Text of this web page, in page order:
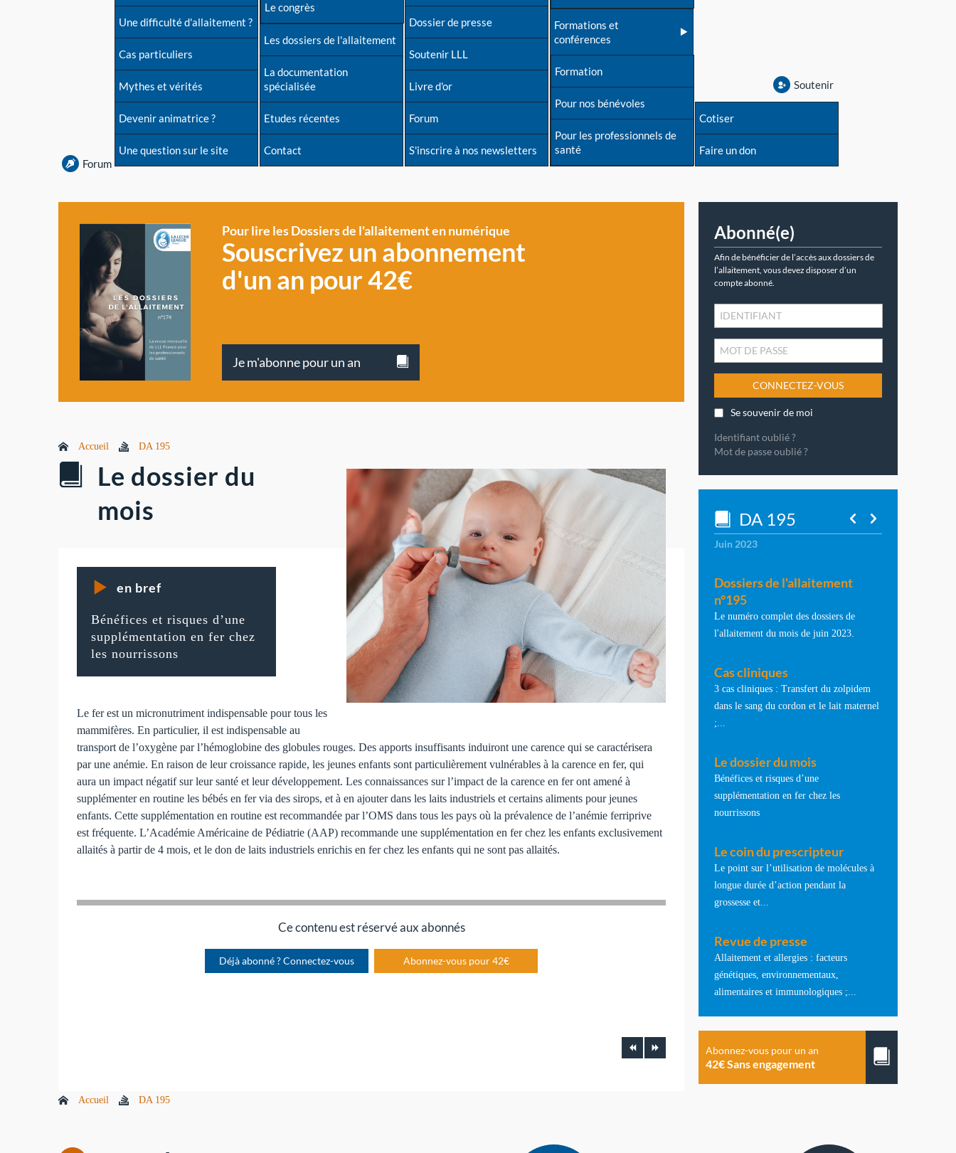
Forum
Une difficulté d'allaitement ?
Cas particuliers
Mythes et vérités
Devenir animatrice ?
Une question sur le site
Le congrès
Les dossiers de l'allaitement
La documentation
spécialisée
Etudes récentes
Contact
Dossier de presse
Soutenir LLL
Livre d'or
Forum
S'inscrire à nos newsletters
Formations et
conférences
Formation
Pour nos bénévoles
Pour les professionnels de
santé
Soutenir
Cotiser
Faire un don
Pour lire les Dossiers de l'allaitement en numérique
Souscrivez un abonnement
d'un an pour 42€
Je m'abonne pour un an
Accueil DA 195
Le dossier du
mois
en bref
Bénéfices et risques d’une
supplémentation en fer chez
les nourrissons
Le fer est un micronutriment indispensable pour tous les
mammifères. En particulier, il est indispensable au
transport de l’oxygène par l’hémoglobine des globules rouges. Des apports insuffisants induiront une carence qui se caractérisera
par une anémie. En raison de leur croissance rapide, les jeunes enfants sont particulièrement vulnérables à la carence en fer, qui
aura un impact négatif sur leur santé et leur développement. Les connaissances sur l’impact de la carence en fer ont amené à
supplémenter en routine les bébés en fer via des sirops, et à en ajouter dans les laits industriels et certains aliments pour jeunes
enfants. Cette supplémentation en routine est recommandée par l’OMS dans tous les pays où la prévalence de l’anémie ferriprive
est fréquente. L’Académie Américaine de Pédiatrie (AAP) recommande une supplémentation en fer chez les enfants exclusivement
allaités à partir de 4 mois, et le don de laits industriels enrichis en fer chez les enfants qui ne sont pas allaités.
Ce contenu est réservé aux abonnés
Déjà abonné ? Connectez-vous Abonnez-vous pour 42€
Accueil DA 195
Abonné(e)
Afin de bénéficier de l’accès aux dossiers de
l’allaitement, vous devez disposer d’un
compte abonné.
CONNECTEZ-VOUS
Se souvenir de moi
Identifiant oublié ?
Mot de passe oublié ?
DA 195
Juin 2023
Dossiers de l'allaitement
n°195
Le numéro complet des dossiers de
l'allaitement du mois de juin 2023.
Cas cliniques
3 cas cliniques : Transfert du zolpidem
dans le sang du cordon et le lait maternel
;...
Le dossier du mois
Bénéfices et risques d’une
supplémentation en fer chez les
nourrissons
Le coin du prescripteur
Le point sur l’utilisation de molécules à
longue durée d’action pendant la
grossesse et...
Revue de presse
Allaitement et allergies : facteurs
génétiques, environnementaux,
alimentaires et immunologiques ;...
Abonnez-vous pour un an
42€ Sans engagement